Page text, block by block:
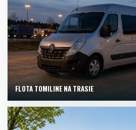
FLOTA TOMILINE NA TRASIE